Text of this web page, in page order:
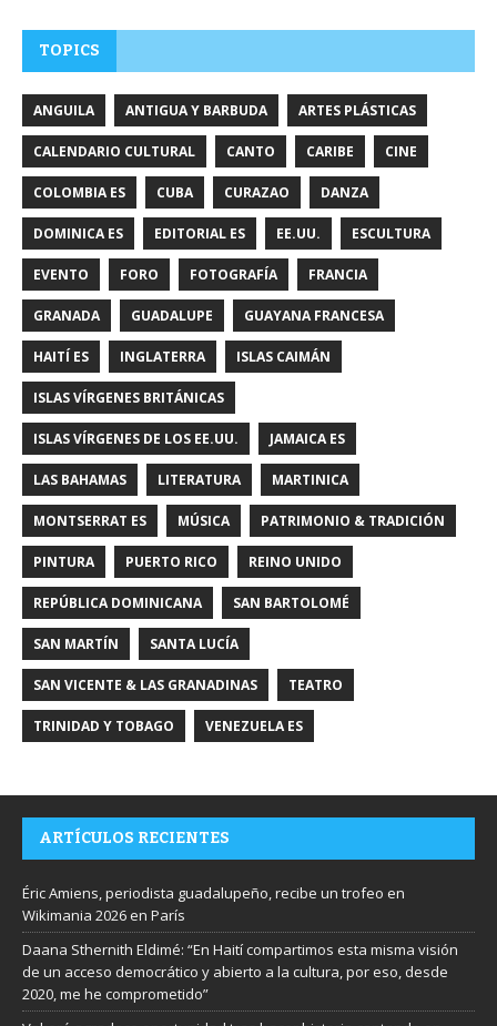
TOPICS
ANGUILA ANTIGUA Y BARBUDA ARTES PLÁSTICAS
CALENDARIO CULTURAL CANTO CARIBE CINE
COLOMBIA ES CUBA CURAZAO DANZA
DOMINICA ES EDITORIAL ES EE.UU. ESCULTURA
EVENTO FORO FOTOGRAFÍA FRANCIA
GRANADA GUADALUPE GUAYANA FRANCESA
HAITÍ ES INGLATERRA ISLAS CAIMÁN
ISLAS VÍRGENES BRITÁNICAS
ISLAS VÍRGENES DE LOS EE.UU. JAMAICA ES
LAS BAHAMAS LITERATURA MARTINICA
MONTSERRAT ES MÚSICA PATRIMONIO & TRADICIÓN
PINTURA PUERTO RICO REINO UNIDO
REPÚBLICA DOMINICANA SAN BARTOLOMÉ
SAN MARTÍN SANTA LUCÍA
SAN VICENTE & LAS GRANADINAS TEATRO
TRINIDAD Y TOBAGO VENEZUELA ES
ARTÍCULOS RECIENTES
Éric Amiens, periodista guadalupeño, recibe un trofeo en
Wikimania 2026 en París
Daana Sthernith Eldimé: “En Haití compartimos esta misma visión
de un acceso democrático y abierto a la cultura, por eso, desde
2020, me he comprometido”